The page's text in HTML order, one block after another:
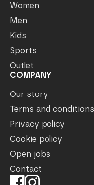
Women
Men
Kids
Sports
Outlet
COMPANY
Our story
Terms and conditions
Privacy policy
Cookie policy
Open jobs
Contact